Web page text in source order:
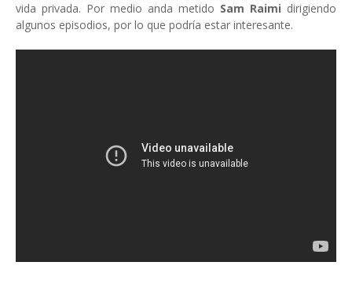
vida privada. Por medio anda metido Sam Raimi dirigiendo
algunos episodios, por lo que podría estar interesante.